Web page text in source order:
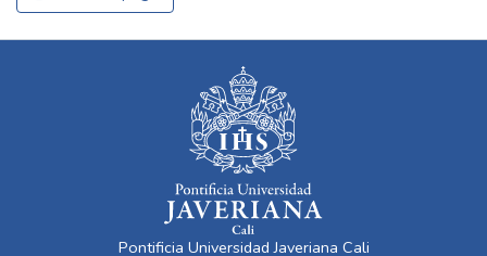
Pontificia Universidad Javeriana Cali